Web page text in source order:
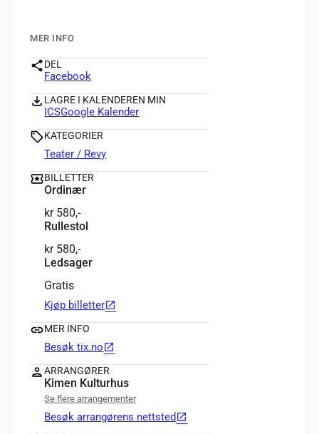
MER INFO
DEL
Facebook
LAGRE I KALENDEREN MIN
ICSGoogle Kalender
KATEGORIER
Teater / Revy
BILLETTER
Ordinær
kr 580,-
Rullestol
kr 580,-
Ledsager
Gratis
Kjøp billetteropen_in_new
MER INFO
Besøk tix.noopen_in_new
ARRANGØRER
Kimen Kulturhus
Se flere arrangementer
Besøk arrangørens nettsted open_in_new